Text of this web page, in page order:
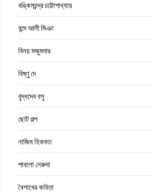
বঙ্কিমচন্দ্র চট্টোপাধ্যায়
বন্দে আলী মিঞা
বিনয় মজুমদার
বিষ্ণু দে
বুদ্ধদেব বসু
ছোট গল্প
নাজিম হিকমত
পাবলো নেরুদা
বৈশাখের কবিতা